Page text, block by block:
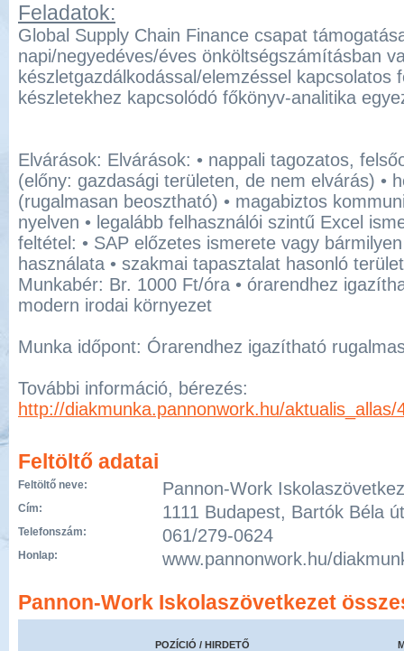
Feladatok:
Global Supply Chain Finance csapat
napi/negyedéves/éves önköltségszámításban
készletgazdálkodással/elemzéssel kapcsolatos
készletekhez kapcsolódó főkönyv-analitika
Elvárások: Elvárások: • nappali tagozatos,
(előny: gazdasági területen, de nem elvárás) •
(rugalmasan beosztható) • magabiztos
nyelven • legalább felhasználói szintű Excel
feltétel: • SAP előzetes ismerete vagy
használata • szakmai tapasztalat hasonló
Munkabér: Br. 1000 Ft/óra • órarendhez
modern irodai környezet
Munka időpont: Órarendhez igazítható
További információ, bérezés:
http://diakmunka.pannonwork.hu/aktualis_allas/
Feltöltő adatai
Feltöltő neve: Pannon-Work
Cím: 1111 Budapest, Bartók Béla
Telefonszám: 061/279-0624
Honlap: www.pannonwork.hu/
Pannon-Work Iskolaszövetkezet
POZÍCIÓ / HIRDETŐ